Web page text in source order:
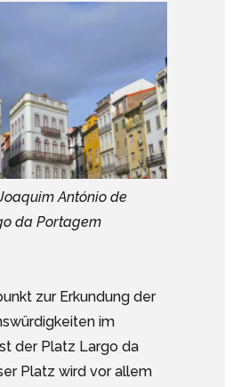
António de
da Portagem
zur Erkundung der
im
der Platz Largo da
Platz wird vor allem